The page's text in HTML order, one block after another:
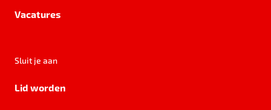
Vacatures
Sluit je aan
Lid worden